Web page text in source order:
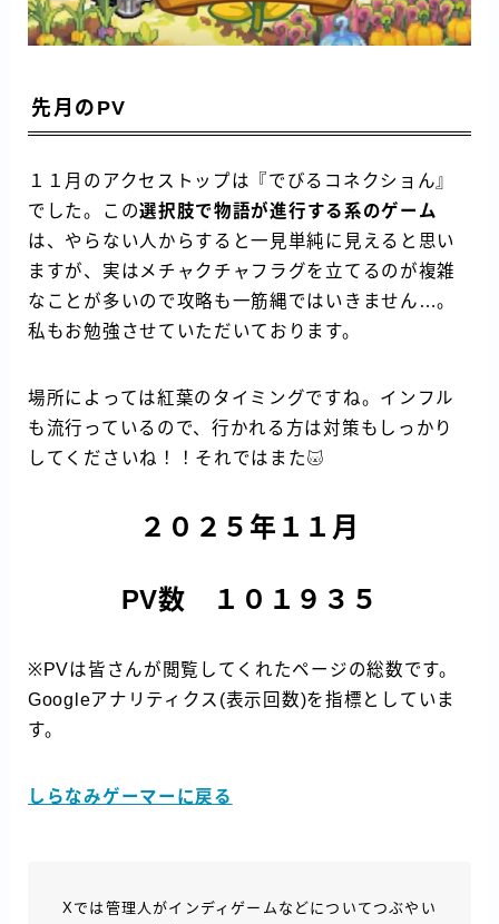
先月のPV
１１月のアクセストップは『でびるコネクショん』
でした。この選択肢で物語が進行する系のゲーム
は、やらない人からすると一見単純に見えると思い
ますが、実はメチャクチャフラグを立てるのが複雑
なことが多いので攻略も一筋縄ではいきません…。
私もお勉強させていただいております。
場所によっては紅葉のタイミングですね。インフル
も流行っているので、行かれる方は対策もしっかり
してくださいね！！それではまた
２０２５年１１月
PV数 １０１９３５
※PVは皆さんが閲覧してくれたページの総数です。
Googleアナリティクス(表示回数)を指標としていま
す。
しらなみゲーマーに戻る
Xでは管理人がインディゲームなどについてつぶやい